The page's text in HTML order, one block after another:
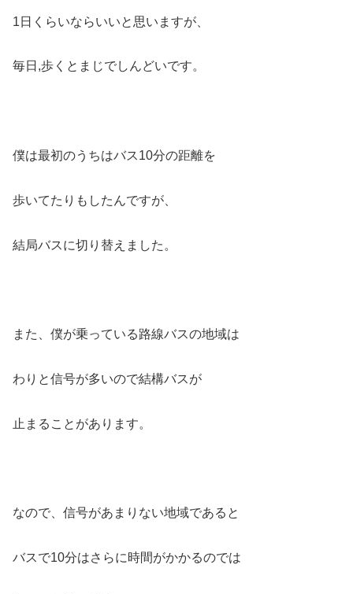
1日くらいならいいと思いますが、
毎日,歩くとまじでしんどいです。
僕は最初のうちはバス10分の距離を
歩いてたりもしたんですが、
結局バスに切り替えました。
また、僕が乗っている路線バスの地域は
わりと信号が多いので結構バスが
止まることがあります。
なので、信号があまりない地域であると
バスで10分はさらに時間がかかるのでは